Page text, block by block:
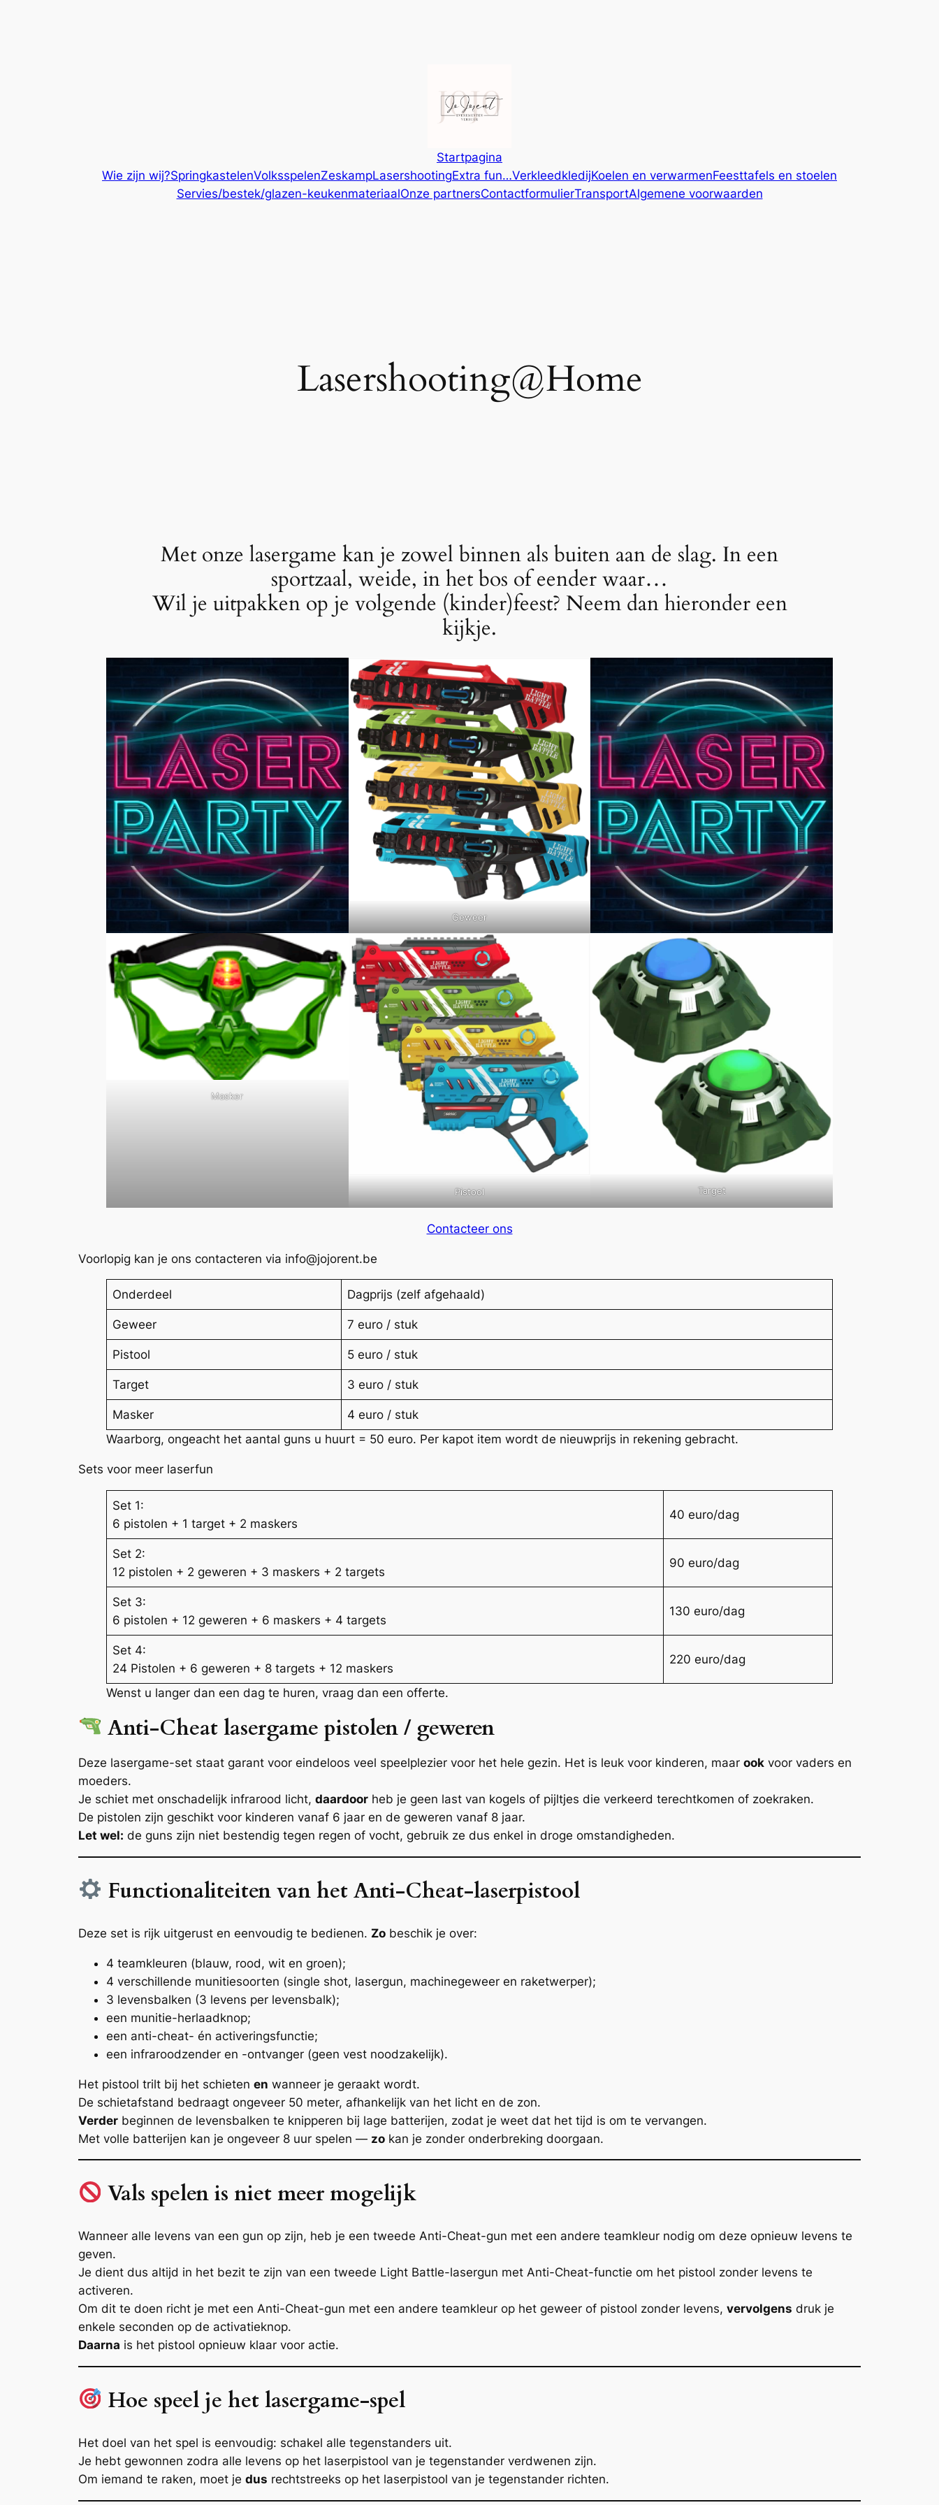
Startpagina
Wie zijn wij?SpringkastelenVolksspelenZeskampLasershootingExtra fun…VerkleedkledijKoelen en verwarmenFeesttafels en stoelen
Servies/bestek/glazen-keukenmateriaalOnze partnersContactformulierTransportAlgemene voorwaarden
Lasershooting@Home
Met onze lasergame kan je zowel binnen als buiten aan de slag. In een
sportzaal, weide, in het bos of eender waar…
Wil je uitpakken op je volgende (kinder)feest? Neem dan hieronder een
kijkje.
Geweer
Masker
Pistool Target
Contacteer ons
Voorlopig kan je ons contacteren via info@jojorent.be
Onderdeel Dagprijs (zelf afgehaald)
Geweer 7 euro / stuk
Pistool 5 euro / stuk
Target 3 euro / stuk
Masker
4 euro / stuk
Waarborg, ongeacht het aantal guns u huurt = 50 euro. Per kapot item wordt de nieuwprijs in rekening gebracht.
Sets voor meer laserfun
Set 1:
6 pistolen + 1 target + 2 maskers
40 euro/dag
Set 2:
12 pistolen + 2 geweren + 3 maskers + 2 targets
90 euro/dag
Set 3:
6 pistolen + 12 geweren + 6 maskers + 4 targets
130 euro/dag
Set 4:
24 Pistolen + 6 geweren + 8 targets + 12 maskers
220 euro/dag
Wenst u langer dan een dag te huren, vraag dan een offerte.
Anti-Cheat lasergame pistolen / geweren
Deze lasergame-set staat garant voor eindeloos veel speelplezier voor het hele gezin. Het is leuk voor kinderen, maar ook voor vaders en
moeders.
Je schiet met onschadelijk infrarood licht, daardoor heb je geen last van kogels of pijltjes die verkeerd terechtkomen of zoekraken.
De pistolen zijn geschikt voor kinderen vanaf 6 jaar en de geweren vanaf 8 jaar.
Let wel: de guns zijn niet bestendig tegen regen of vocht, gebruik ze dus enkel in droge omstandigheden.
Functionaliteiten van het Anti-Cheat-laserpistool
Deze set is rijk uitgerust en eenvoudig te bedienen. Zo beschik je over:
4 teamkleuren (blauw, rood, wit en groen);
4 verschillende munitiesoorten (single shot, lasergun, machinegeweer en raketwerper);
3 levensbalken (3 levens per levensbalk);
een munitie-herlaadknop;
een anti-cheat- én activeringsfunctie;
een infraroodzender en -ontvanger (geen vest noodzakelijk).
Het pistool trilt bij het schieten en wanneer je geraakt wordt.
De schietafstand bedraagt ongeveer 50 meter, afhankelijk van het licht en de zon.
Verder beginnen de levensbalken te knipperen bij lage batterijen, zodat je weet dat het tijd is om te vervangen.
Met volle batterijen kan je ongeveer 8 uur spelen — zo kan je zonder onderbreking doorgaan.
Vals spelen is niet meer mogelijk
Wanneer alle levens van een gun op zijn, heb je een tweede Anti-Cheat-gun met een andere teamkleur nodig om deze opnieuw levens te
geven.
Je dient dus altijd in het bezit te zijn van een tweede Light Battle-lasergun met Anti-Cheat-functie om het pistool zonder levens te
activeren.
Om dit te doen richt je met een Anti-Cheat-gun met een andere teamkleur op het geweer of pistool zonder levens, vervolgens druk je
enkele seconden op de activatieknop.
Daarna is het pistool opnieuw klaar voor actie.
Hoe speel je het lasergame-spel
Het doel van het spel is eenvoudig: schakel alle tegenstanders uit.
Je hebt gewonnen zodra alle levens op het laserpistool van je tegenstander verdwenen zijn.
Om iemand te raken, moet je dus rechtstreeks op het laserpistool van je tegenstander richten.